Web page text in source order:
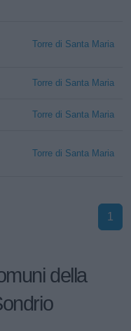
Torre di Santa Maria
Torre di Santa Maria
Torre di Santa Maria
Torre di Santa Maria
1
della